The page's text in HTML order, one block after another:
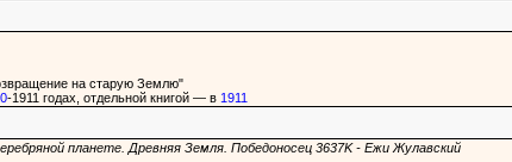
на старую Землю"
-1911 годах, отдельной книгой — в 1911
планете. Древняя Земля. Победоносец 3637K - Ежи Жулавский